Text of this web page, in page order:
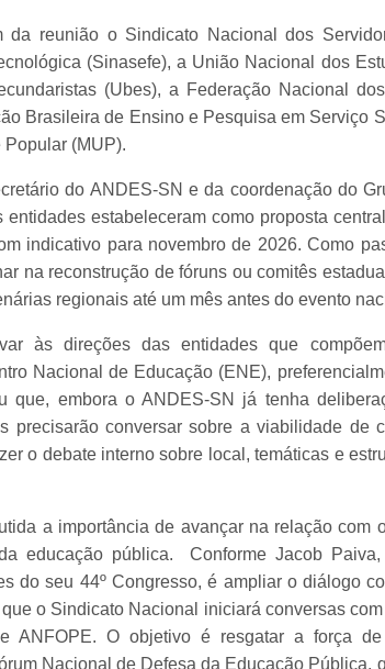
da reunião o Sindicato Nacional dos
(Sinasefe), a União Nacional dos
(Ubes), a Federação Nacional
Brasileira de Ensino e Pesquisa em Serviço
(MUP).
do ANDES-SN e da coordenação do
estabeleceram como proposta
indicativo para novembro de 2026. Como
na reconstrução de fóruns ou comitês
regionais até um mês antes do evento
às direções das entidades que
Nacional de Educação (ENE),
que, embora o ANDES-SN já tenha
precisarão conversar sobre a viabilidade de
o debate interno sobre local, temáticas e
a importância de avançar na relação com
educação pública. Conforme Jacob
do seu 44º Congresso, é ampliar o diálogo
o Sindicato Nacional iniciará conversas
ANFOPE. O objetivo é resgatar a força
Nacional de Defesa da Educação Pública,